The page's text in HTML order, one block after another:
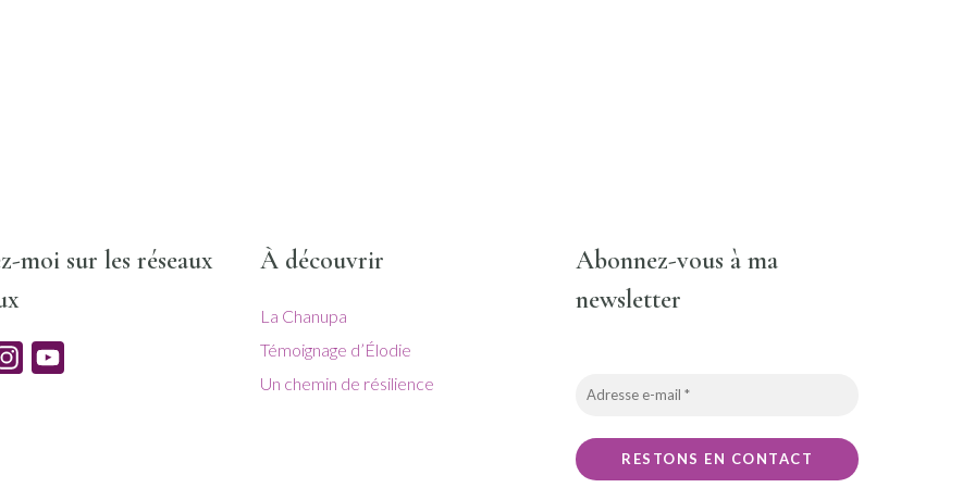
moi sur les réseaux
Instagram
À découvrir
La Chanupa
Témoignage d’Élodie
Un chemin de résilience
Abonnez-vous à ma
newsletter